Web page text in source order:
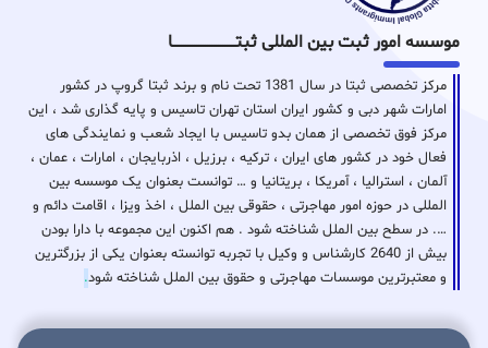
موسسه امور ثبت بین المللی ثبتـــــــــــــــــــــــــــــا
مرکز تخصصی ثبتا در سال 1381 تحت نام و برند ثبتا گروپ در کشور
امارات شهر دبی و کشور ایران استان تهران تاسیس و پایه گذاری شد ، این
مرکز فوق تخصصی از همان بدو تاسیس با ایجاد شعب و نمایندگی های
فعال خود در کشور های ایران ، ترکیه ، برزیل ، اذربایجان ، امارات ، عمان ،
آلمان ، استرالیا ، آمریکا ، بریتانیا و … توانست بعنوان یک موسسه بین
المللی در حوزه امور مهاجرتی ، حقوقی بین الملل ، اخذ ویزا ، اقامت دائم و
…. در سطح بین الملل شناخته شود . هم اکنون این مجموعه با دارا بودن
بیش از 2640 کارشناس و وکیل با تجربه توانسته بعنوان یکی از بزرگترین
و معتبرترین موسسات مهاجرتی و حقوق بین الملل شناخته شود.